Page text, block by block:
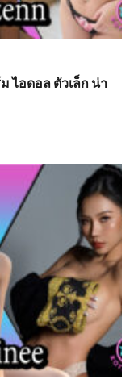
ไอดอล ตัวเล็ก น่า